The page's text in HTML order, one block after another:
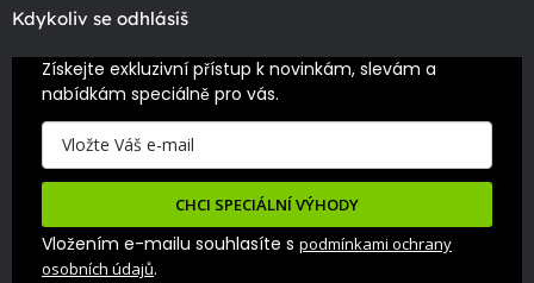
Kdykoliv se odhlásíš
Získejte exkluzivní přístup k novinkám, slevám a
nabídkám speciálně pro vás.
CHCI SPECIÁLNÍ VÝHODY
Vložením e-mailu souhlasíte s podmínkami ochrany
osobních údajů.